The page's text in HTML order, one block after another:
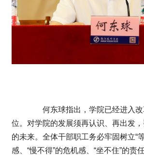
何东球指出，学院已经进入改
位。对学院的发展须再认识、再出发
的未来。全体干部职工务必牢固树立“
感、“慢不得”的危机感、“坐不住”的责